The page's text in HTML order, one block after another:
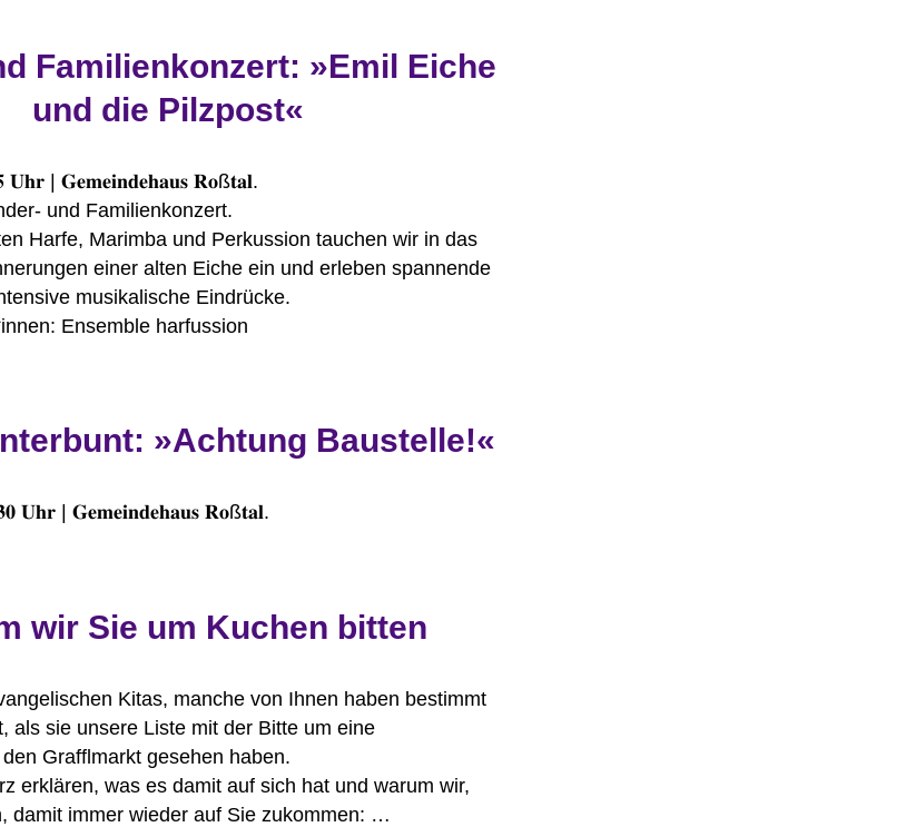
Familienkonzert: »Emil Eiche
und die Pilzpost«
𝐔𝐡𝐫 | 𝐆𝐞𝐦𝐞𝐢𝐧𝐝𝐞𝐡𝐚𝐮𝐬 𝐑𝐨ß𝐭𝐚𝐥.
und Familienkonzert.
Harfe, Marimba und Perkussion tauchen wir in das
einer alten Eiche ein und erleben spannende
musikalische Eindrücke.
Ensemble harfussion
»Achtung Baustelle!«
𝐔𝐡𝐫 | 𝐆𝐞𝐦𝐞𝐢𝐧𝐝𝐞𝐡𝐚𝐮𝐬 𝐑𝐨ß𝐭𝐚𝐥.
wir Sie um Kuchen bitten
Kitas, manche von Ihnen haben bestimmt
als sie unsere Liste mit der Bitte um eine
Grafflmarkt gesehen haben.
erklären, was es damit auf sich hat und warum wir,
damit immer wieder auf Sie zukommen: …